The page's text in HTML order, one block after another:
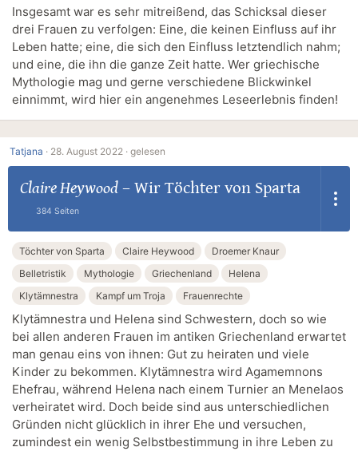
Insgesamt war es sehr mitreißend, das Schicksal dieser
drei Frauen zu verfolgen: Eine, die keinen Einfluss auf ihr
Leben hatte; eine, die sich den Einfluss letztendlich nahm;
und eine, die ihn die ganze Zeit hatte. Wer griechische
Mythologie mag und gerne verschiedene Blickwinkel
einnimmt, wird hier ein angenehmes Leseerlebnis finden!
Tatjana · 28. August 2022 · gelesen
Claire Heywood– Wir Töchter von Sparta
384 Seiten
Töchter von Sparta Claire Heywood
Droemer Knaur
Belletristik
Mythologie Griechenland
Helena
Klytämnestra
Kampf um Troja Frauenrechte
Klytämnestra und Helena sind Schwestern, doch so wie
bei allen anderen Frauen im antiken Griechenland erwartet
man genau eins von ihnen: Gut zu heiraten und viele
Kinder zu bekommen. Klytämnestra wird Agamemnons
Ehefrau, während Helena nach einem Turnier an Menelaos
verheiratet wird. Doch beide sind aus unterschiedlichen
Gründen nicht glücklich in ihrer Ehe und versuchen,
zumindest ein wenig Selbstbestimmung in ihre Leben zu